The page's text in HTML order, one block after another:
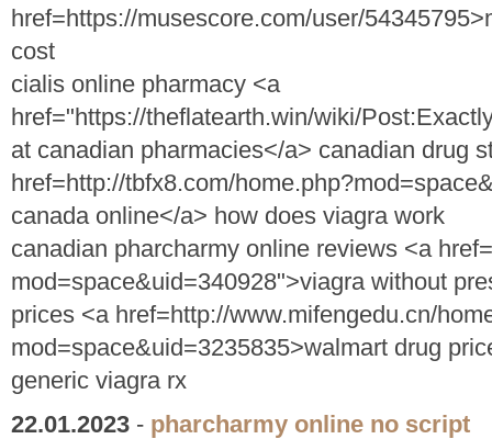
href=https://musescore.com/user/
cost
cialis online pharmacy <a
href="https://theflatearth.win/wiki/
at canadian pharmacies</a> canadian drug
href=http://tbfx8.com/
canada online</a> how does viagra work
canadian pharcharmy online reviews <a
mod=space&uid=340928">viagra without
prices <a href=http://www.mifengedu.cn/
mod=space&uid=3235835>walmart drug
generic viagra rx
22.01.2023 - pharcharmy online no script